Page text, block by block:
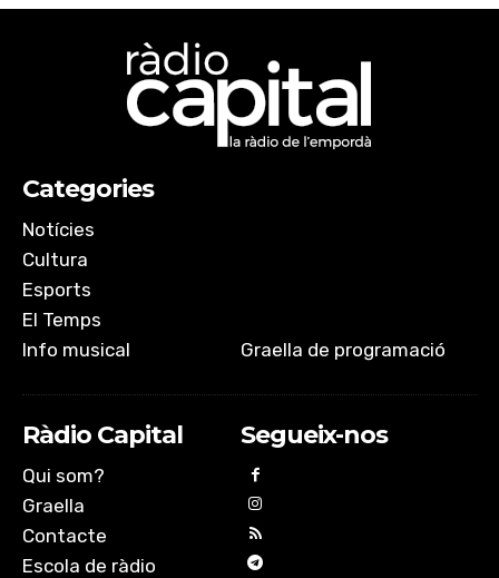
Categories
Notícies
Cultura
Esports
El Temps
Info musical
Graella de programació
Ràdio Capital
Qui som?
Graella
Contacte
Escola de ràdio
Segueix-nos